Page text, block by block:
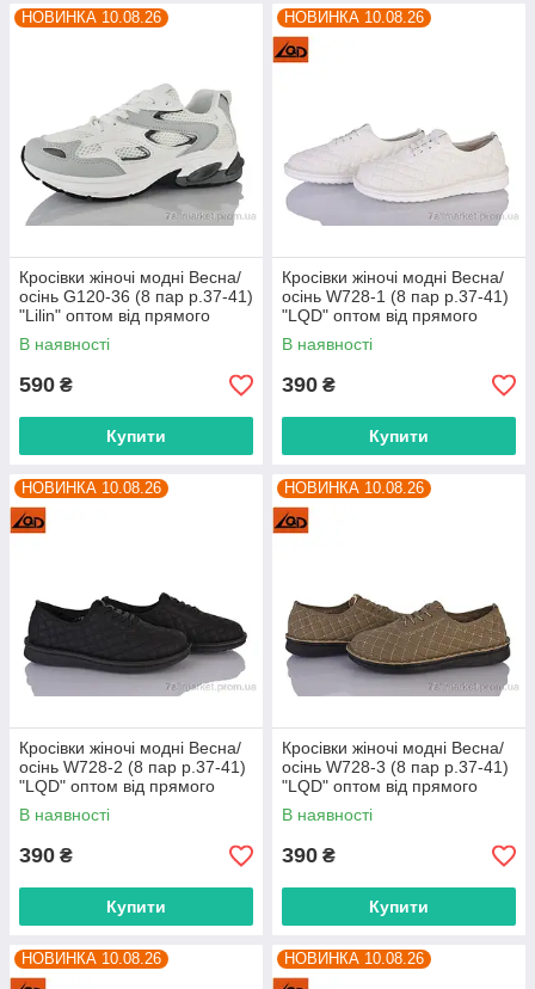
НОВИНКА 10.08.26
Кросівки жіночі модні Весна/
осінь G120-36 (8 пар р.37-41)
"Lilin" оптом від прямого
постачальника
В наявності
590 ₴
Купити
НОВИНКА 10.08.26
Кросівки жіночі модні Весна/
осінь W728-1 (8 пар р.37-41)
"LQD" оптом від прямого
постачальника
В наявності
390 ₴
Купити
НОВИНКА 10.08.26
Кросівки жіночі модні Весна/
осінь W728-2 (8 пар р.37-41)
"LQD" оптом від прямого
постачальника
В наявності
390 ₴
Купити
НОВИНКА 10.08.26
Кросівки жіночі модні Весна/
осінь W728-3 (8 пар р.37-41)
"LQD" оптом від прямого
постачальника
В наявності
390 ₴
Купити
НОВИНКА 10.08.26 НОВИНКА 10.08.26